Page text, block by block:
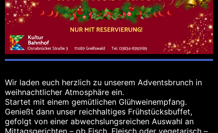
Wir laden euch herzlich zu unserem Adventsbrunch in
weihnachtlicher Atmosphäre ein.
Startet mit einem gemütlichen Glühweinempfang.
Genießt dann unser reichhaltiges Frühstücksbuffet,
gefolgt von einer abwechslungsreichen Auswahl an
Mittagsgerichten – ob Fisch, Fleisch oder vegetarisch –